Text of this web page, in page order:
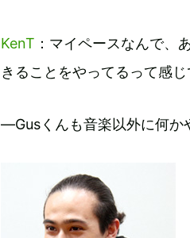
KenT ：マイペースなんで、
きることをやってるって感じ
―Gusくんも音楽以外に何か